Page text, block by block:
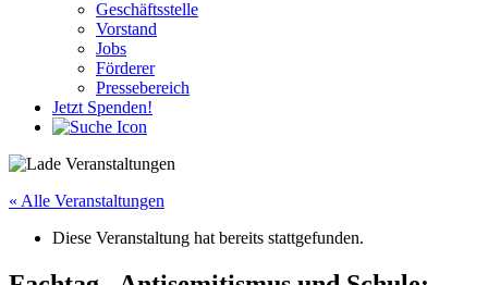
Geschäftsstelle
Vorstand
Jobs
Förderer
Pressebereich
Jetzt Spenden!
« Alle Veranstaltungen
Diese Veranstaltung hat bereits stattgefunden.